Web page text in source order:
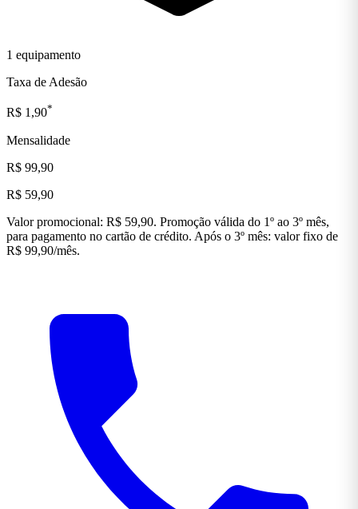
1 equipamento
Taxa de Adesão
R$ 1,90*
Mensalidade
R$ 99,90
R$ 59,90
Valor promocional: R$ 59,90. Promoção válida do 1º ao 3º mês,
para pagamento no cartão de crédito. Após o 3º mês: valor fixo de
R$ 99,90/mês.